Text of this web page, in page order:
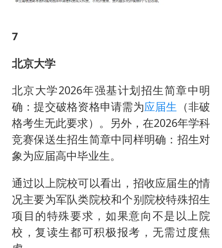
7
北京大学
北京大学2026年强基计划招生简章中明
确：提交破格资格申请需为应届生 （非破
格考生无此要求）。另外，在2026年学科
竞赛保送生招生简章中同样明确：招生对
象为应届高中毕业生。
通过以上院校可以看出，招收应届生的情
况主要为军队类院校和个别院校特殊招生
项目的特殊要求，如果意向不是以上院
校，复读生都可积极报考，无需过度焦